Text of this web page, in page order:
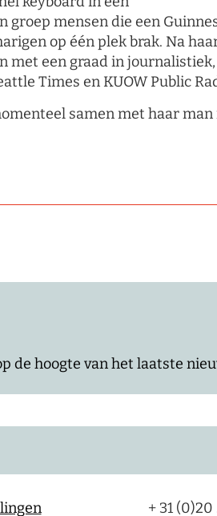
groep mensen die een
op één plek brak. Na
met een graad in
Times en KUOW Public
samen met haar man
de hoogte van het laatste
+ 31